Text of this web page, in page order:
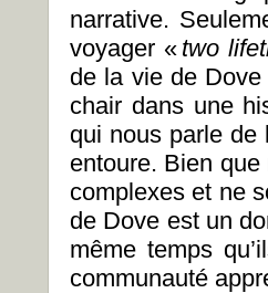
narrative.
voyager « two
de la vie de
chair dans une
qui nous parle de
entoure. Bien
complexes et ne
de Dove est un
même temps
communauté